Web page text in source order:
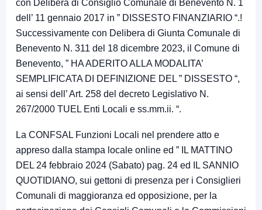
con Delibera di Consiglio Comunale di Benevento N. 1
dell’ 11 gennaio 2017 in ” DISSESTO FINANZIARIO “.!
Successivamente con Delibera di Giunta Comunale di
Benevento N. 311 del 18 dicembre 2023, il Comune di
Benevento, ” HA ADERITO ALLA MODALITA’
SEMPLIFICATA DI DEFINIZIONE DEL ” DISSESTO “,
ai sensi dell’ Art. 258 del decreto Legislativo N.
267/2000 TUEL Enti Locali e ss.mm.ii. “.
La CONFSAL Funzioni Locali nel prendere atto e
appreso dalla stampa locale online ed ” IL MATTINO
DEL 24 febbraio 2024 (Sabato) pag. 24 ed IL SANNIO
QUOTIDIANO, sui gettoni di presenza per i Consiglieri
Comunali di maggioranza ed opposizione, per la